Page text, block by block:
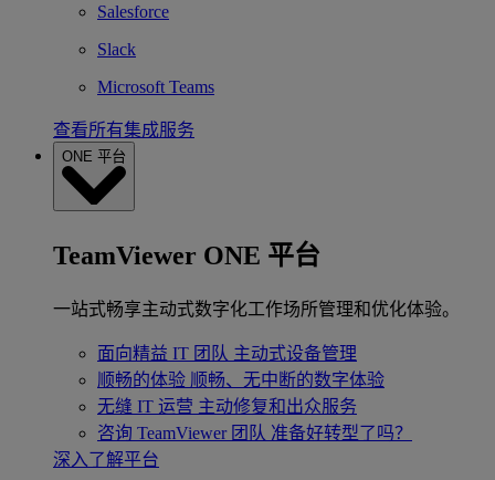
Salesforce
Slack
Microsoft Teams
查看所有集成服务
ONE 平台
TeamViewer ONE 平台
一站式畅享主动式数字化工作场所管理和优化体验。
面向精益 IT 团队 主动式设备管理
顺畅的体验 顺畅、无中断的数字体验
无缝 IT 运营 主动修复和出众服务
咨询 TeamViewer 团队 准备好转型了吗？
深入了解平台